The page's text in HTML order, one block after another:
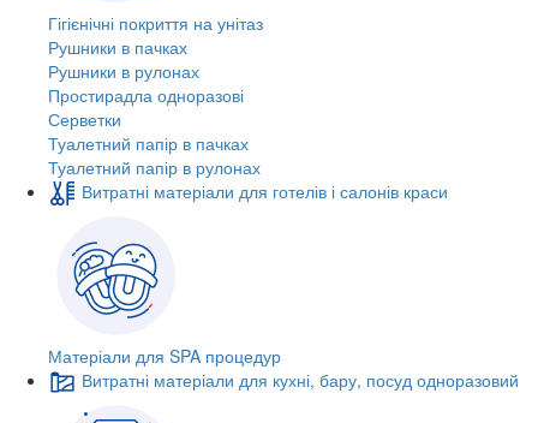
Гігієнічні покриття на унітаз
Рушники в пачках
Рушники в рулонах
Простирадла одноразові
Серветки
Туалетний папір в пачках
Туалетний папір в рулонах
Витратні матеріали для готелів і салонів краси
Матеріали для SPA процедур
Витратні матеріали для кухні, бару, посуд одноразовий